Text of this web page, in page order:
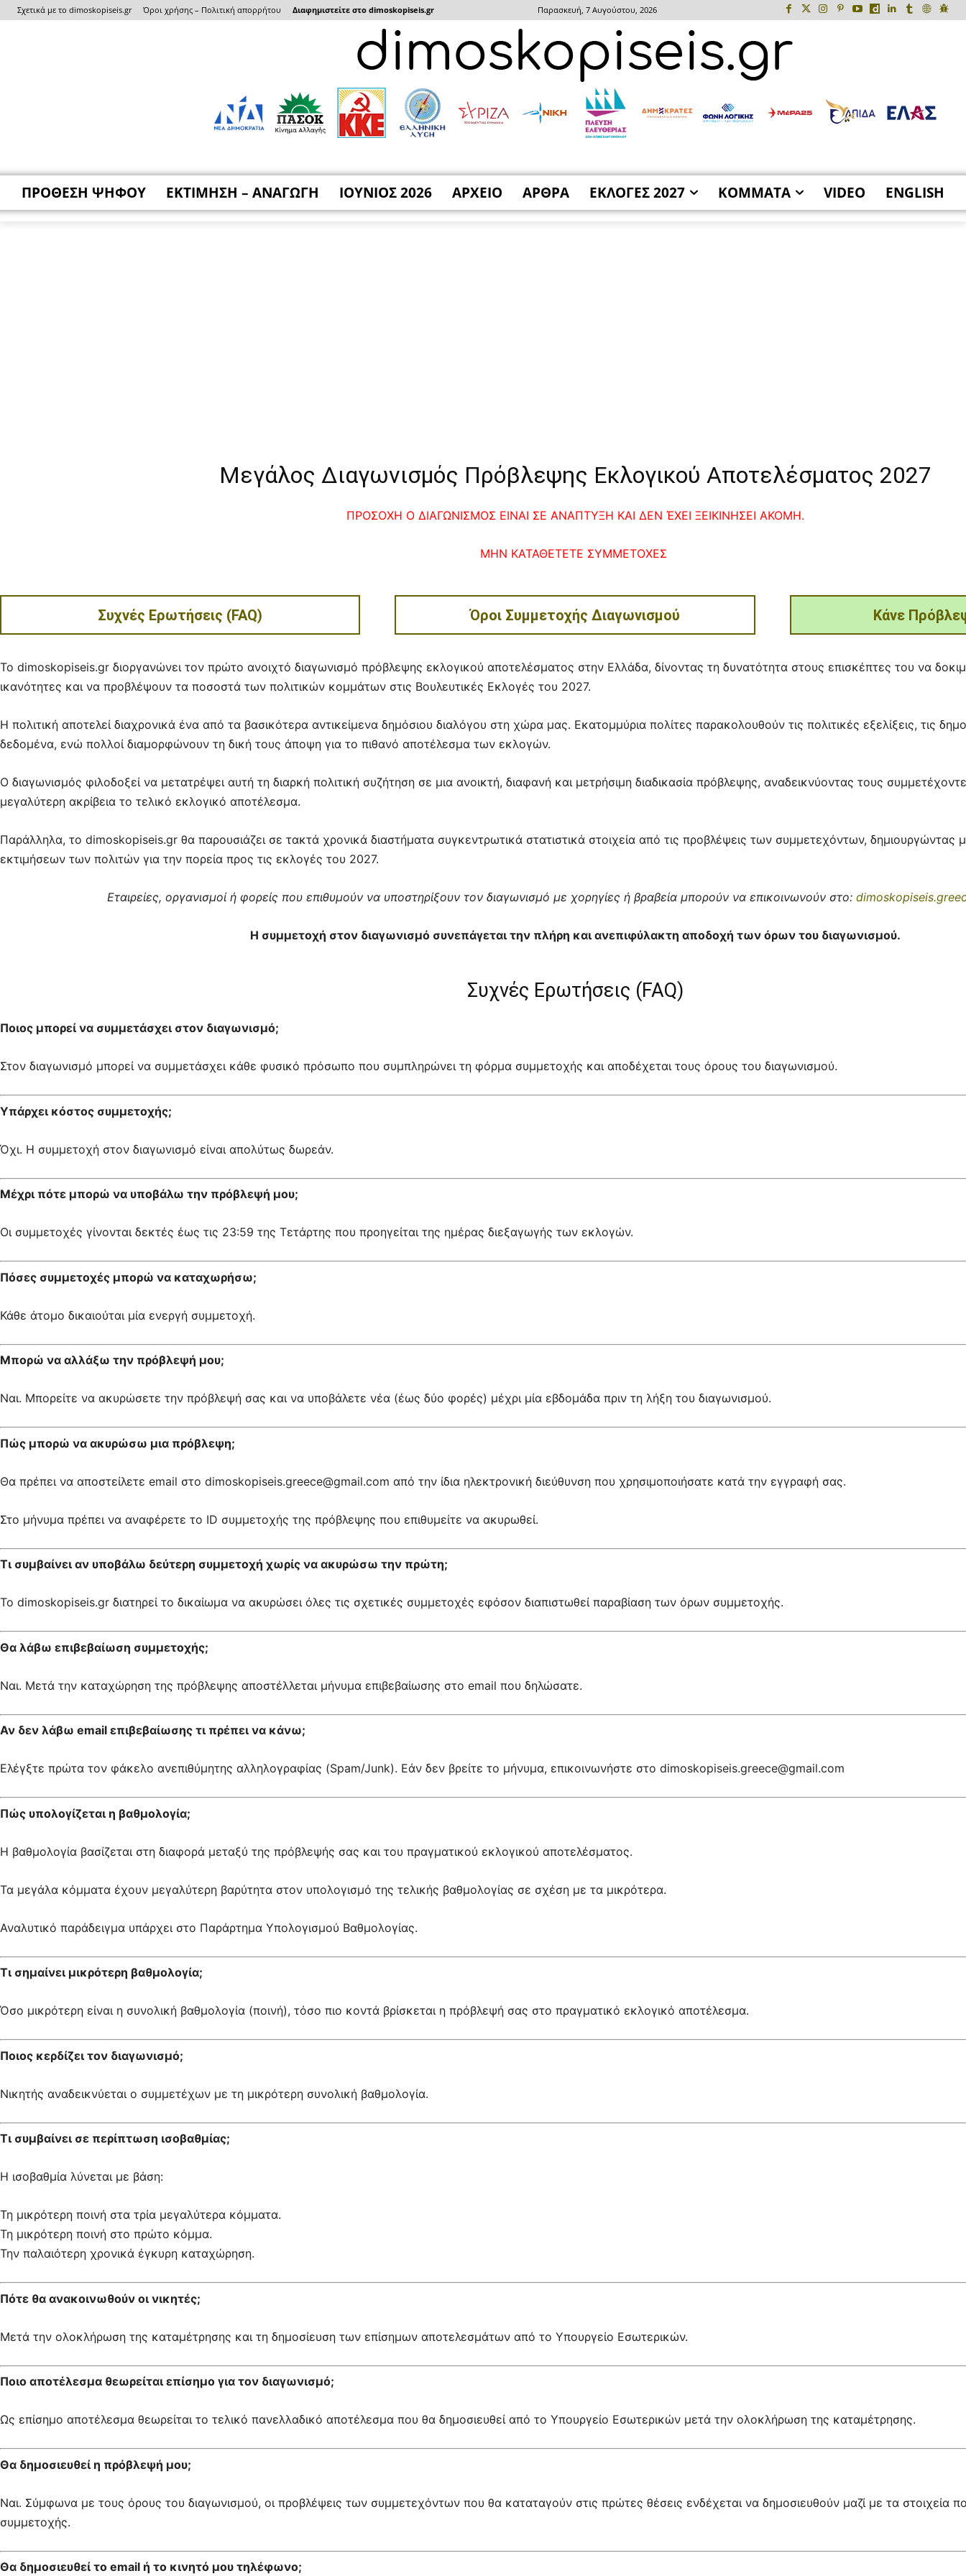
Σχετικά με το dimoskopiseis.gr Όροι χρήσης – Πολιτική απορρήτου Διαφημιστείτε στο dimoskopiseis.gr Παρασκευή, 7 Αυγούστου, 2026
ΠΡΟΘΕΣΗ ΨΗΦΟΥ ΕΚΤΙΜΗΣΗ – ΑΝΑΓΩΓΗ ΙΟΥΝΙΟΣ 2026 ΑΡΧΕΙΟ ΑΡΘΡΑ ΕΚΛΟΓΕΣ 2027 ΚΟΜΜΑΤΑ VIDEO ENGLISH
Μεγάλος Διαγωνισμός Πρόβλεψης Εκλογικού Αποτελέσματος 2027
ΠΡΟΣΟΧΗ Ο ΔΙΑΓΩΝΙΣΜΟΣ ΕΙΝΑΙ ΣΕ ΑΝΑΠΤΥΞΗ ΚΑΙ ΔΕΝ ΈΧΕΙ ΞΕΙΚΙΝΗΣΕΙ ΑΚΟΜΗ.
ΜΗΝ ΚΑΤΑΘΕΤΕΤΕ ΣΥΜΜΕΤΟΧΕΣ
Συχνές Ερωτήσεις (FAQ) Όροι Συμμετοχής Διαγωνισμού Κάνε
Το dimoskopiseis.gr διοργανώνει τον πρώτο ανοιχτό διαγωνισμό πρόβλεψης εκλογικού αποτελέσματος στην Ελλάδα, δίνοντας τη δυνατότητα στους επισκέπτες του να
ικανότητες και να προβλέψουν τα ποσοστά των πολιτικών κομμάτων στις Βουλευτικές Εκλογές του 2027.
Η πολιτική αποτελεί διαχρονικά ένα από τα βασικότερα αντικείμενα δημόσιου διαλόγου στη χώρα μας. Εκατομμύρια πολίτες παρακολουθούν τις πολιτικές εξελίξεις, τις
δεδομένα, ενώ πολλοί διαμορφώνουν τη δική τους άποψη για το πιθανό αποτέλεσμα των εκλογών.
Ο διαγωνισμός φιλοδοξεί να μετατρέψει αυτή τη διαρκή πολιτική συζήτηση σε μια ανοικτή, διαφανή και μετρήσιμη διαδικασία πρόβλεψης, αναδεικνύοντας τους
μεγαλύτερη ακρίβεια το τελικό εκλογικό αποτέλεσμα.
Παράλληλα, το dimoskopiseis.gr θα παρουσιάζει σε τακτά χρονικά διαστήματα συγκεντρωτικά στατιστικά στοιχεία από τις προβλέψεις των συμμετεχόντων, δημιουργώντας
εκτιμήσεων των πολιτών για την πορεία προς τις εκλογές του 2027.
Εταιρείες, οργανισμοί ή φορείς που επιθυμούν να υποστηρίξουν τον διαγωνισμό με χορηγίες ή βραβεία μπορούν να επικοινωνούν στο:
Η συμμετοχή στον διαγωνισμό συνεπάγεται την πλήρη και ανεπιφύλακτη αποδοχή των όρων του διαγωνισμού.
Συχνές Ερωτήσεις (FAQ)
Ποιος μπορεί να συμμετάσχει στον διαγωνισμό;
Στον διαγωνισμό μπορεί να συμμετάσχει κάθε φυσικό πρόσωπο που συμπληρώνει τη φόρμα συμμετοχής και αποδέχεται τους όρους του διαγωνισμού.
Υπάρχει κόστος συμμετοχής;
Όχι. Η συμμετοχή στον διαγωνισμό είναι απολύτως δωρεάν.
Μέχρι πότε μπορώ να υποβάλω την πρόβλεψή μου;
Οι συμμετοχές γίνονται δεκτές έως τις 23:59 της Τετάρτης που προηγείται της ημέρας διεξαγωγής των εκλογών.
Πόσες συμμετοχές μπορώ να καταχωρήσω;
Κάθε άτομο δικαιούται μία ενεργή συμμετοχή.
Μπορώ να αλλάξω την πρόβλεψή μου;
Ναι. Μπορείτε να ακυρώσετε την πρόβλεψή σας και να υποβάλετε νέα (έως δύο φορές) μέχρι μία εβδομάδα πριν τη λήξη του διαγωνισμού.
Πώς μπορώ να ακυρώσω μια πρόβλεψη;
Θα πρέπει να αποστείλετε email στο dimoskopiseis.greece@gmail.com από την ίδια ηλεκτρονική διεύθυνση που χρησιμοποιήσατε κατά την εγγραφή σας.
Στο μήνυμα πρέπει να αναφέρετε το ID συμμετοχής της πρόβλεψης που επιθυμείτε να ακυρωθεί.
Τι συμβαίνει αν υποβάλω δεύτερη συμμετοχή χωρίς να ακυρώσω την πρώτη;
Το dimoskopiseis.gr διατηρεί το δικαίωμα να ακυρώσει όλες τις σχετικές συμμετοχές εφόσον διαπιστωθεί παραβίαση των όρων συμμετοχής.
Θα λάβω επιβεβαίωση συμμετοχής;
Ναι. Μετά την καταχώρηση της πρόβλεψης αποστέλλεται μήνυμα επιβεβαίωσης στο email που δηλώσατε.
Αν δεν λάβω email επιβεβαίωσης τι πρέπει να κάνω;
Ελέγξτε πρώτα τον φάκελο ανεπιθύμητης αλληλογραφίας (Spam/Junk). Εάν δεν βρείτε το μήνυμα, επικοινωνήστε στο dimoskopiseis.greece@gmail.com
Πώς υπολογίζεται η βαθμολογία;
Η βαθμολογία βασίζεται στη διαφορά μεταξύ της πρόβλεψής σας και του πραγματικού εκλογικού αποτελέσματος.
Τα μεγάλα κόμματα έχουν μεγαλύτερη βαρύτητα στον υπολογισμό της τελικής βαθμολογίας σε σχέση με τα μικρότερα.
Αναλυτικό παράδειγμα υπάρχει στο Παράρτημα Υπολογισμού Βαθμολογίας.
Τι σημαίνει μικρότερη βαθμολογία;
Όσο μικρότερη είναι η συνολική βαθμολογία (ποινή), τόσο πιο κοντά βρίσκεται η πρόβλεψή σας στο πραγματικό εκλογικό αποτέλεσμα.
Ποιος κερδίζει τον διαγωνισμό;
Νικητής αναδεικνύεται ο συμμετέχων με τη μικρότερη συνολική βαθμολογία.
Τι συμβαίνει σε περίπτωση ισοβαθμίας;
Η ισοβαθμία λύνεται με βάση:
Τη μικρότερη ποινή στα τρία μεγαλύτερα κόμματα.
Τη μικρότερη ποινή στο πρώτο κόμμα.
Την παλαιότερη χρονικά έγκυρη καταχώρηση.
Πότε θα ανακοινωθούν οι νικητές;
Μετά την ολοκλήρωση της καταμέτρησης και τη δημοσίευση των επίσημων αποτελεσμάτων από το Υπουργείο Εσωτερικών.
Ποιο αποτέλεσμα θεωρείται επίσημο για τον διαγωνισμό;
Ως επίσημο αποτέλεσμα θεωρείται το τελικό πανελλαδικό αποτέλεσμα που θα δημοσιευθεί από το Υπουργείο Εσωτερικών μετά την ολοκλήρωση της καταμέτρησης.
Θα δημοσιευθεί η πρόβλεψή μου;
Ναι. Σύμφωνα με τους όρους του διαγωνισμού, οι προβλέψεις των συμμετεχόντων που θα καταταγούν στις πρώτες θέσεις ενδέχεται να δημοσιευθούν μαζί με τα στοιχεία
συμμετοχής.
Θα δημοσιευθεί το email ή το κινητό μου τηλέφωνο;